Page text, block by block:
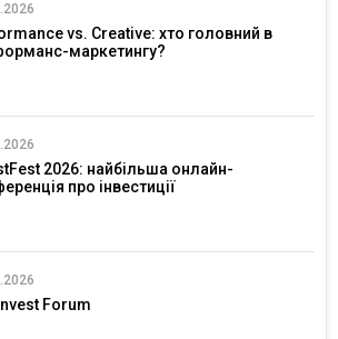
vs. Creative: хто головний в
маркетингу?
2026: найбільша онлайн-
про інвестиції
Forum